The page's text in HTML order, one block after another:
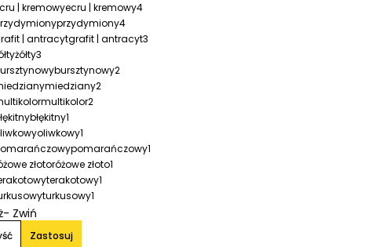
ecru | kremowy4
przydymiony4
grafit | antracyt3
żółty3
bursztynowy2
miedziany2
multikolor2
błękitny1
oliwkowy1
pomarańczowy1
różowe złoto1
terakotowy1
turkusowy1
- Zwiń
Zastosuj